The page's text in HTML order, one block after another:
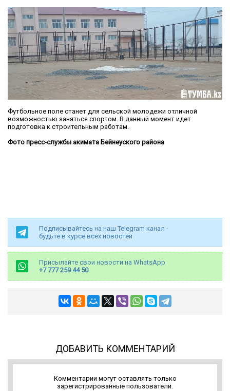
Футбольное поле станет для сельской молодежи отличной
возможностью заняться спортом. В данный момент идет
подготовка к строительным работам.
Фото пресс-службы акимата Бейнеуского района
Подписывайтесь на наш Telegram канал -
будьте в курсе всех новостей
Присылайте свои новости на WhatsApp
+7 777 259 44 50
ДОБАВИТЬ КОММЕНТАРИЙ
Комментарии могут оставлять только
зарегистрированные пользователи.